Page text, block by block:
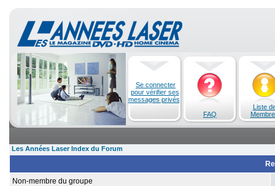
Se connecter
pour vérifier ses
messages privés
FAQ
Liste
Les Années Laser Index du Forum
Non-membre du groupe